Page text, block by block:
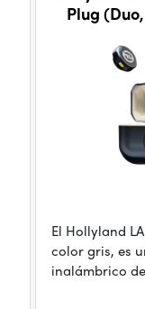
Plug
El Hollyland
color gris, es
inalámbrico